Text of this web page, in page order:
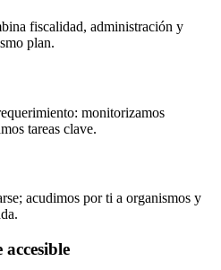
fiscalidad, administración y
plan.
monitorizamos
tareas clave.
acudimos por ti a organismos y